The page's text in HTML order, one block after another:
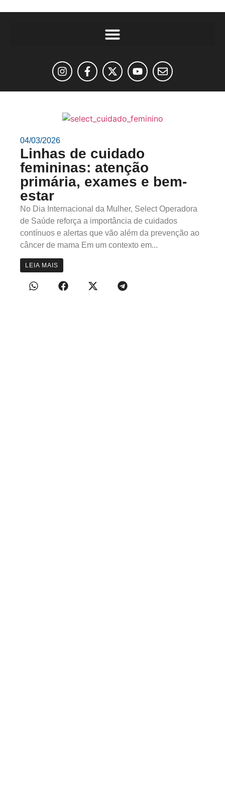
04/03/2026
Linhas de cuidado
femininas: atenção
primária, exames e bem-
estar
No Dia Internacional da Mulher, Select Operadora
de Saúde reforça a importância de cuidados
contínuos e alertas que vão além da prevenção ao
câncer de mama Em um contexto em...
LEIA MAIS